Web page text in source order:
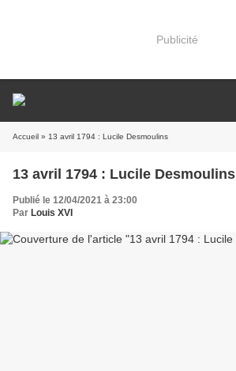
Publicité
Accueil » 13 avril 1794 : Lucile Desmoulins
13 avril 1794 : Lucile Desmoulins
Publié le 12/04/2021 à 23:00
Par Louis XVI